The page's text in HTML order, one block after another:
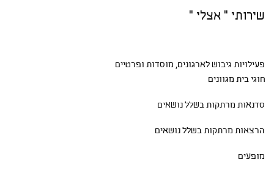
שירותי " אצלי "
פעילויות גיבושלארגונים, מוסדות ופרטיים
חוגי בית מגוונים
סדנאות מרתקות בשלל נושאים
הרצאות מרתקות בשלל נושאים
מופעים